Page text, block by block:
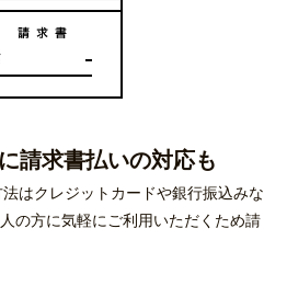
請求書払いの対応も
はクレジットカードや銀行振込みな
の方に気軽にご利用いただくため請